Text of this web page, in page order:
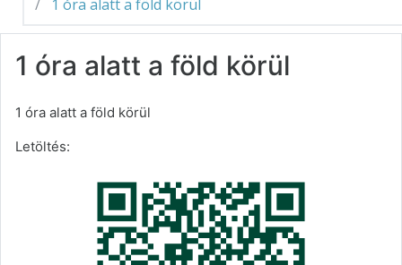
1 óra alatt a föld körül
1 óra alatt a föld körül
1 óra alatt a föld körül
Letöltés: